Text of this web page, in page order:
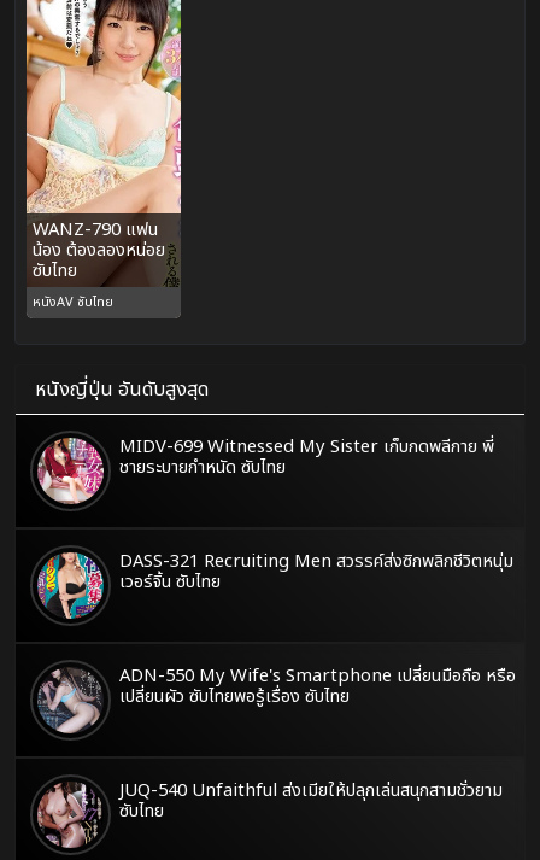
WANZ-790 แฟน
น้อง ต้องลองหน่อย
ซับไทย
หนังAV ซับไทย
หนังญี่ปุ่น อันดับสูงสุด
MIDV-699 Witnessed My Sister เก็บกดพลีกาย พี่
ชายระบายกำหนัด ซับไทย
DASS-321 Recruiting Men สวรรค์ส่งซิกพลิกชีวิตหนุ่ม
เวอร์จิ้น ซับไทย
ADN-550 My Wife's Smartphone เปลี่ยนมือถือ หรือ
เปลี่ยนผัว ซับไทยพอรู้เรื่อง ซับไทย
JUQ-540 Unfaithful ส่งเมียให้ปลุกเล่นสนุกสามชั่วยาม
ซับไทย